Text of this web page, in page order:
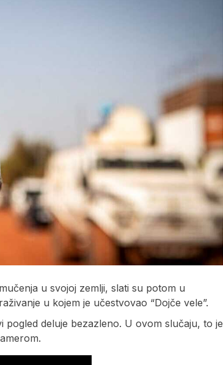
u svojoj zemlji, slati su potom u
u kojem je učestvovao “Dojče vele”.
deluje bezazleno. U ovom slučaju, to je